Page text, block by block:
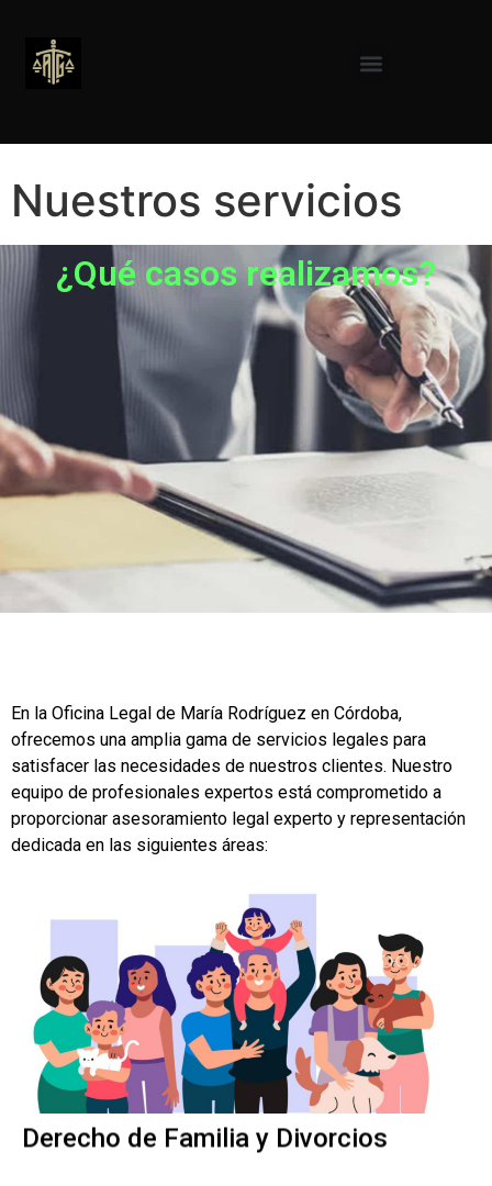
Nuestros servicios
¿Qué casos realizamos?
En la Oficina Legal de María Rodríguez en Córdoba,
ofrecemos una amplia gama de servicios legales para
satisfacer las necesidades de nuestros clientes. Nuestro
equipo de profesionales expertos está comprometido a
proporcionar asesoramiento legal experto y representación
dedicada en las siguientes áreas:
Derecho de Familia y Divorcios